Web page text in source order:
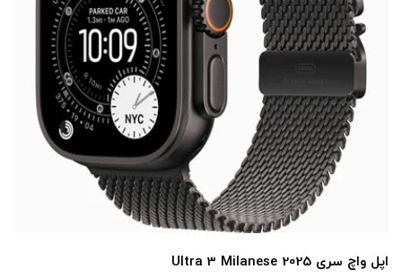
کابل اپل تایپ سی به تایپ سی